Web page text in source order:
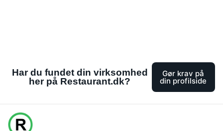
Har du fundet din virksomhed
her på Restaurant.dk?
Gør krav på
din profilside